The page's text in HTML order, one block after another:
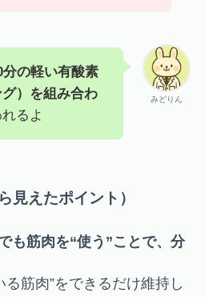
みどりん
分の軽い有酸素
）を組み合わ
るよ
見えたポイント）
も筋肉を“使う”ことで、分
筋肉”をできるだけ維持し